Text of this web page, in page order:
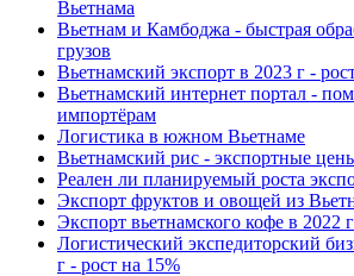
Вьетнама
Вьетнам и Камбоджа - быстрая
грузов
Вьетнамский экспорт в 2023 г -
Вьетнамский интернет портал -
импортёрам
Логистика в южном Вьетнаме
Вьетнамский рис - экспортные
Реален ли планируемый роста
Экспорт фруктов и овощей из
Экспорт вьетнамского кофе в 2022 г
Логистический экспедиторский
г - рост на 15%